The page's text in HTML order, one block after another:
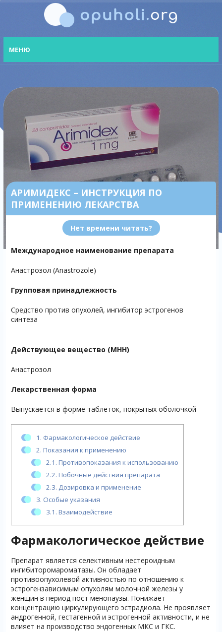
МЕНЮ
АРИМИДЕКС – ИНСТРУКЦИЯ ПО
ПРИМЕНЕНИЮ ЛЕКАРСТВА
Нет времени читать?
Международное наименование препарата
Анастрозол (Anastrozole)
Групповая принадлежность
Средство против опухолей, ингибитор эстрогенов
синтеза
Действующее вещество (МНН)
Анастрозол
Лекарственная форма
Выпускается в форме таблеток, покрытых оболочкой
1. Фармакологическое действие
2. Показания к применению
2.1. Противопоказания к использованию
2.2. Побочные действия препарата
2.3. Дозировка и применение
3. Особые указания
3.1. Взаимодействие
Фармакологическое действие
Препарат является селективным нестероидным
ингибиторомароматазы. Он обладает
противоопухолевой активностью по отношению к
эстрогензависимым опухолям молочной железы у
женщин в период пост менопаузы. Понижает
концентрацию циркулирующего эстрадиола. Не проявляет
андрогенной, гестагенной и эстрогенной активности, и не
влияет на производство эндогенных МКС и ГКС.